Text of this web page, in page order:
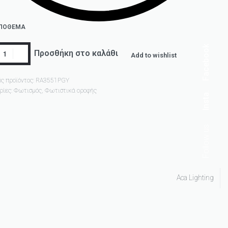
Προσθήκη στο καλάθι Add to wishlist
προϊόντος: RA3551PGY
Φωτισμός, Φωτιστικά οροφής
Aca Lighting